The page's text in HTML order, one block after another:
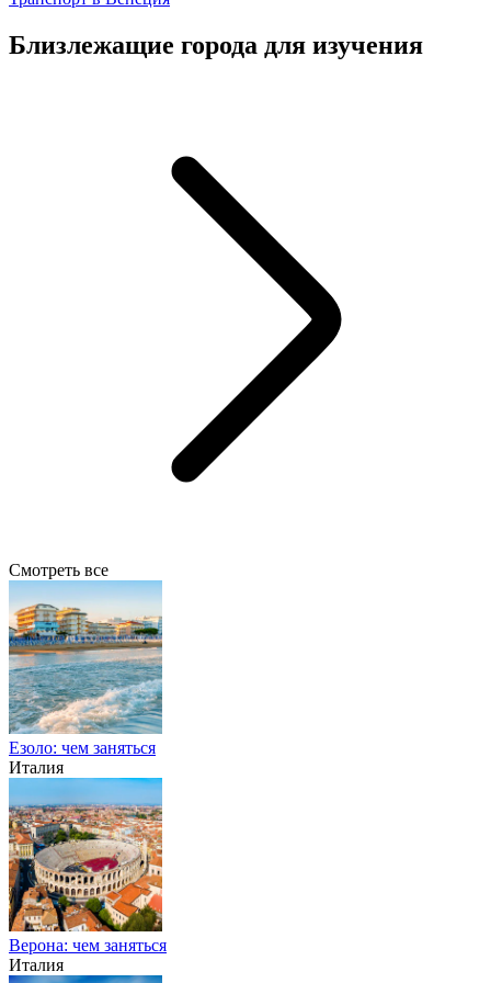
Близлежащие города для изучения
Смотреть все
Езоло: чем заняться
Италия
Верона: чем заняться
Италия